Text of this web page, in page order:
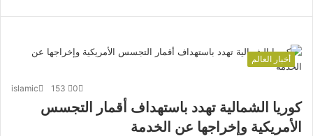
أخبار العالم
islamic 0
كوريا الشمالية تهدد باستهداف أقمار التجسس
الأمريكية وإخراجها عن الخدمة